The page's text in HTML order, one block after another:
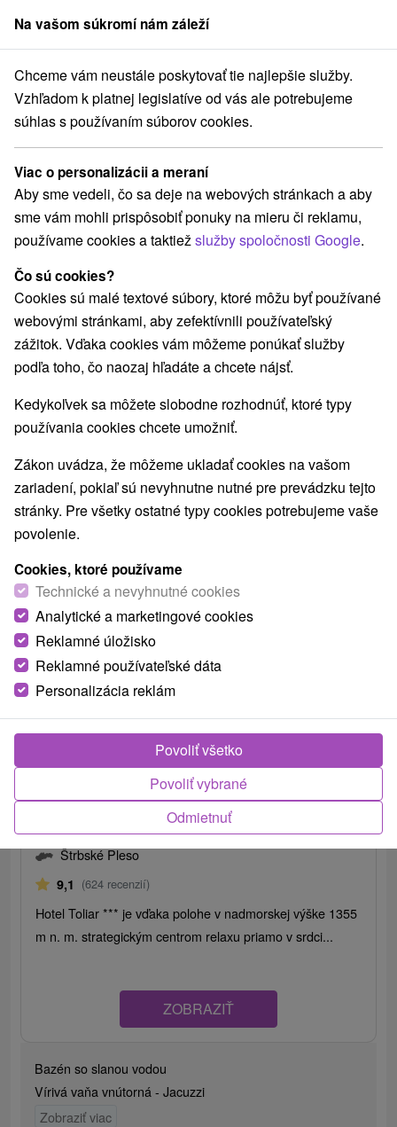
člen skupinySorger
hotely Východné Slovensko Prešovský kraj Štrbské Pleso
Wellness hotely na Štrbskom Plese
Kategórie
Všetky kategórie
Hotely(5) Hotely s bazénom(3)
Wellness hotely(3)
Hotely na Slovensku pre rodiny s deťmi
Vyberte lokalitu alebo termín
Najpredávanejšie
VŠETKY TOP - NAJPREDÁVANEJŠIE
od70,-€
Štrbské Pleso
Štrbské Pleso
9,1 (624 recenzií)
Hotel Toliar *** je vďaka polohe v nadmorskej výške 1355
m n. m. strategickým centrom relaxu priamo v srdci...
ZOBRAZIŤ
Bazén so slanou vodou
Vírivá vaňa vnútorná - Jacuzzi
Zobraziť viac
Na vašom súkromí nám záleží
Chceme vám neustále poskytovať tie najlepšie služby.
Vzhľadom k platnej legislatíve od vás ale potrebujeme
súhlas s používaním súborov cookies.
Viac o personalizácii a meraní
Aby sme vedeli, čo sa deje na webových stránkach a aby
sme vám mohli prispôsobiť ponuky na mieru či reklamu,
používame cookies a taktiežslužby spoločnosti Google.
Čo sú cookies?
Cookies sú malé textové súbory, ktoré môžu byť používané
webovými stránkami, aby zefektívnili používateľský
zážitok. Vďaka cookies vám môžeme ponúkať služby
podľa toho, čo naozaj hľadáte a chcete nájsť.
Kedykoľvek sa môžete slobodne rozhodnúť, ktoré typy
používania cookies chcete umožniť.
Zákon uvádza, že môžeme ukladať cookies na vašom
zariadení, pokiaľ sú nevyhnutne nutné pre prevádzku tejto
stránky. Pre všetky ostatné typy cookies potrebujeme vaše
povolenie.
Cookies, ktoré používame
Technické a nevyhnutné cookies
Analytické a marketingové cookies
Reklamné úložisko
Reklamné používateľské dáta
Personalizácia reklám
Odmietnuť
Povoliť vybrané
Povoliť všetko